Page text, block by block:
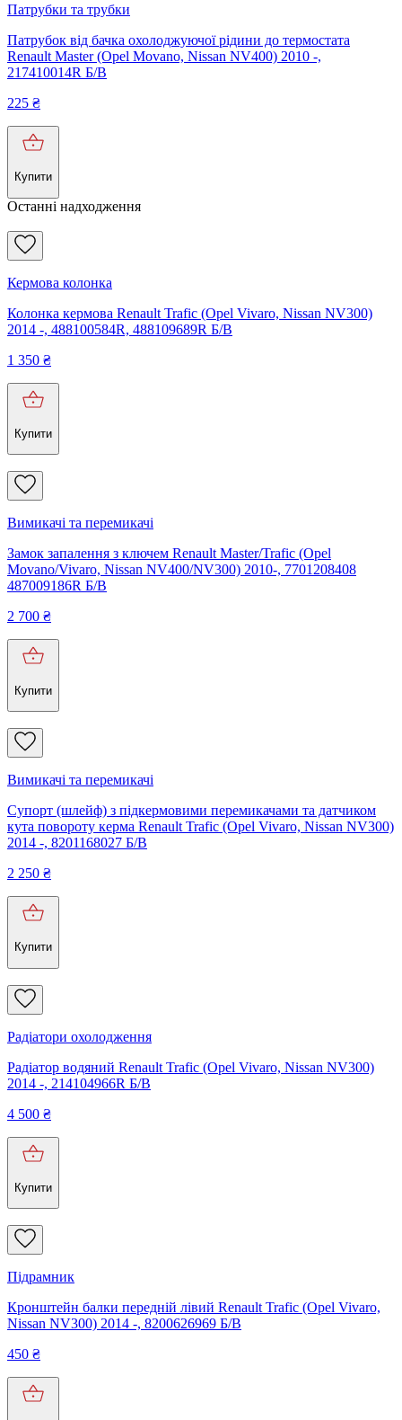
Патрубки та трубки
Патрубок від бачка охолоджуючої рідини до термостата
Renault Master (Opel Movano, Nissan NV400) 2010 -,
217410014R Б/В
225 ₴
Купити
Останні надходження
Кермова колонка
Колонка кермова Renault Trafic (Opel Vivaro, Nissan NV300)
2014 -, 488100584R, 488109689R Б/В
1 350 ₴
Купити
Вимикачі та перемикачі
Замок запалення з ключем Renault Master/Trafic (Opel
Movano/Vivaro, Nissan NV400/NV300) 2010-, 7701208408
487009186R Б/В
2 700 ₴
Купити
Вимикачі та перемикачі
Супорт (шлейф) з підкермовими перемикачами та датчиком
кута повороту керма Renault Trafic (Opel Vivaro, Nissan NV300)
2014 -, 8201168027 Б/В
2 250 ₴
Купити
Радіатори охолодження
Радіатор водяний Renault Trafic (Opel Vivaro, Nissan NV300)
2014 -, 214104966R Б/В
4 500 ₴
Купити
Підрамник
Кронштейн балки передній лівий Renault Trafic (Opel Vivaro,
Nissan NV300) 2014 -, 8200626969 Б/В
450 ₴